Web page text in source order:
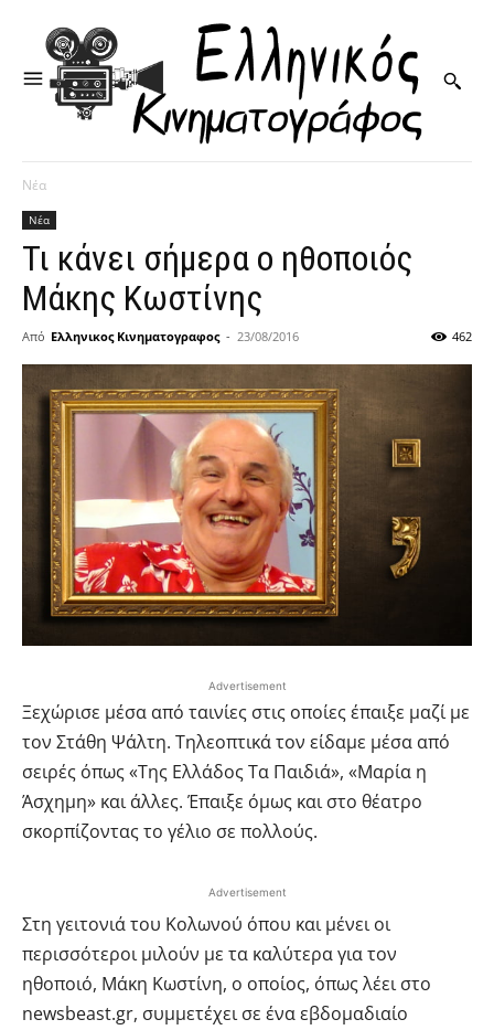
Νέα
Νέα
Τι κάνει σήμερα ο ηθοποιός
Μάκης Κωστίνης
Από Ελληνικος Κινηματογραφος - 23/08/2016 462
Advertisement
Ξεχώρισε μέσα από ταινίες στις οποίες έπαιξε μαζί με
τον Στάθη Ψάλτη. Τηλεοπτικά τον είδαμε μέσα από
σειρές όπως «Της Ελλάδος Τα Παιδιά», «Μαρία η
Άσχημη» και άλλες. Έπαιξε όμως και στο θέατρο
σκορπίζοντας το γέλιο σε πολλούς.
Advertisement
Στη γειτονιά του Κολωνού όπου και μένει οι
περισσότεροι μιλούν με τα καλύτερα για τον
ηθοποιό, Μάκη Κωστίνη, ο οποίος, όπως λέει στο
newsbeast.gr, συμμετέχει σε ένα εβδομαδιαίο